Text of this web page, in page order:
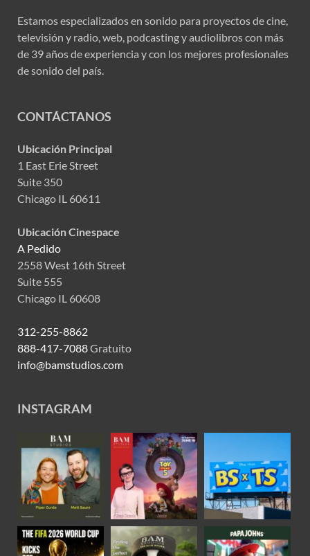
Estamos especializados en sonido para proyectos de cine,
televisión y radio, web, podcasting y audiolibros con más
de 39 años de experiencia y con los mejores profesionales
de sonido del país.
CONTÁCTANOS
Ubicación Principal
1 East Erie Street
Suite 350
Chicago IL 60611
Ubicación Cinespace
A Pedido
2558 West 16th Street
Suite 555
Chicago IL 60608
312-255-8862
888-417-7088Gratuito
info@bamstudios.com
INSTAGRAM